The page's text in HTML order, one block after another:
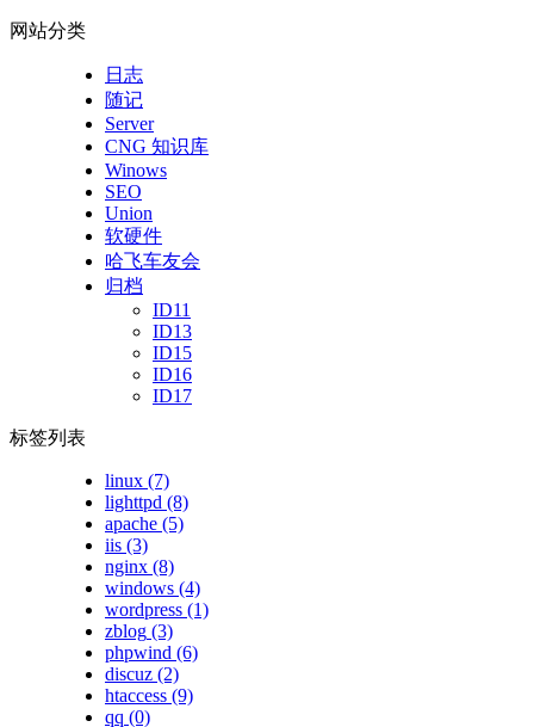
网站分类
日志
随记
Server
CNG 知识库
Winows
SEO
Union
软硬件
哈飞车友会
归档
ID11
ID13
ID15
ID16
ID17
标签列表
linux (7)
lighttpd (8)
apache (5)
iis (3)
nginx (8)
windows (4)
wordpress (1)
zblog (3)
phpwind (6)
discuz (2)
htaccess (9)
qq (0)